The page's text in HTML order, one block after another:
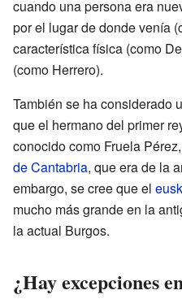
cuando una persona era
por el lugar de donde venía
característica física (como
(como Herrero).
También se ha considerado
que el hermano del primer
conocido como Fruela
de Cantabria, que era de la
embargo, se cree que el
mucho más grande en la
la actual Burgos.
¿Hay excepciones